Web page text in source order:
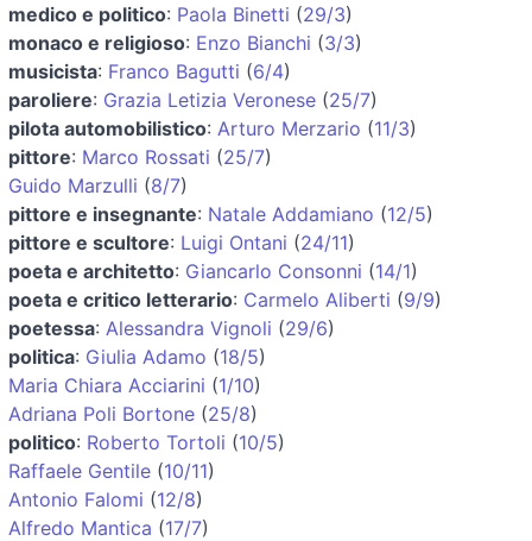
medico e politico: Paola Binetti (29/3)
monaco e religioso: Enzo Bianchi (3/3)
musicista: Franco Bagutti (6/4)
paroliere: Grazia Letizia Veronese (25/7)
pilota automobilistico: Arturo Merzario (11/3)
pittore: Marco Rossati (25/7)
Guido Marzulli (8/7)
pittore e insegnante: Natale Addamiano (12/5)
pittore e scultore: Luigi Ontani (24/11)
poeta e architetto: Giancarlo Consonni (14/1)
poeta e critico letterario: Carmelo Aliberti (9/9)
poetessa: Alessandra Vignoli (29/6)
politica: Giulia Adamo (18/5)
Maria Chiara Acciarini (1/10)
Adriana Poli Bortone (25/8)
politico: Roberto Tortoli (10/5)
Raffaele Gentile (10/11)
Antonio Falomi (12/8)
Alfredo Mantica (17/7)